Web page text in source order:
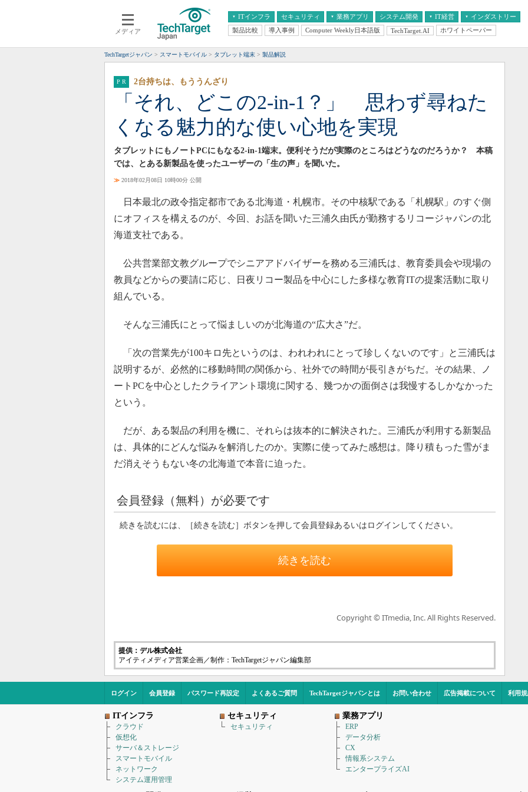
メディア
ITインフラ
クラウド
スマートモバイル
ネットワーク
システム運用管理
セキュリティ 業務アプリ
エンタープライズAI
ERP
CX
情報系システム
システム開発 IT経営
経営とIT
インダストリー
医療IT
製品比較 導入事例 Computer Weekly日本語版 TechTarget.AI ホワイトペーパー
TechTargetジャパン スマートモバイル タブレット端末 製品解説
「それ、どこの2-in-1？」 思わず尋ねた
くなる魅力的な使い心地を実現
2台持ちは、もううんざり
タブレットにもノートPCにもなる2-in-1端末。便利そうだが実際のところはどうなのだろうか？ 本稿
では、とある新製品を使ったユーザーの「生の声」を聞いた。
≫ 2018年02月08日 10時00分 公開
日本最北の政令指定都市である北海道・札幌市。その中核駅である「札幌駅」のすぐ側
にオフィスを構えるのが、今回、お話を聞いた三浦久由氏が勤務するリコージャパンの北
海道支社である。
公共営業部文教グループでシニアアドバイザーを務める三浦氏は、教育委員会や現場の
教員などからの要請に応じ、日夜リコー製品を中心にした多様な教育ITの提案活動に取り
組んでいる。
そんな三浦氏にとって悩ましいのが北海道の“広大さ”だ。
「次の営業先が100キロ先というのは、われわれにとって珍しくないのです」と三浦氏は
説明するが、必然的に移動時間の関係から、社外での時間が長引きがちだ。その結果、ノ
ートPCを中心としたクライアント環境に関する、幾つかの面倒さは我慢するしかなかった
という。
だが、ある製品の利用を機に、それらは抜本的に解決された。三浦氏が利用する新製品
は、具体的にどんな悩みを解消したのか。実際に使ってみた感想は。降り積もった雪がま
だ消えそうもない冬の北海道で本音に迫った。
会員登録（無料）が必要です
続きを読むには、［続きを読む］ボタンを押して会員登録あるいはログインしてください。
続きを読む
Copyright © ITmedia, Inc. All Rights Reserved.
提供：デル株式会社
アイティメディア営業企画／制作：TechTargetジャパン編集部
ログイン 会員登録 パスワード再設定 よくあるご質問 TechTargetジャパンとは お問い合わせ 広告掲載について 利用
ITインフラ
クラウド
仮想化
サーバ＆ストレージ
スマートモバイル
ネットワーク
システム運用管理
セキュリティ
セキュリティ
業務アプリ
ERP
データ分析
CX
情報系システム
エンタープライズAI